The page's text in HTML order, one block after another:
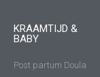
KRAAMTIJD &
BABY
Post partum Doula